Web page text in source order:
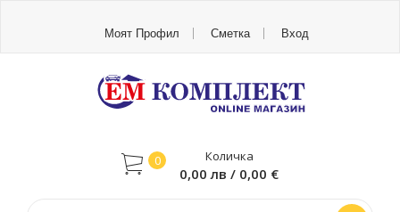
Моят Профил Сметка Вход
Количка
0
0,00 лв / 0,00 €